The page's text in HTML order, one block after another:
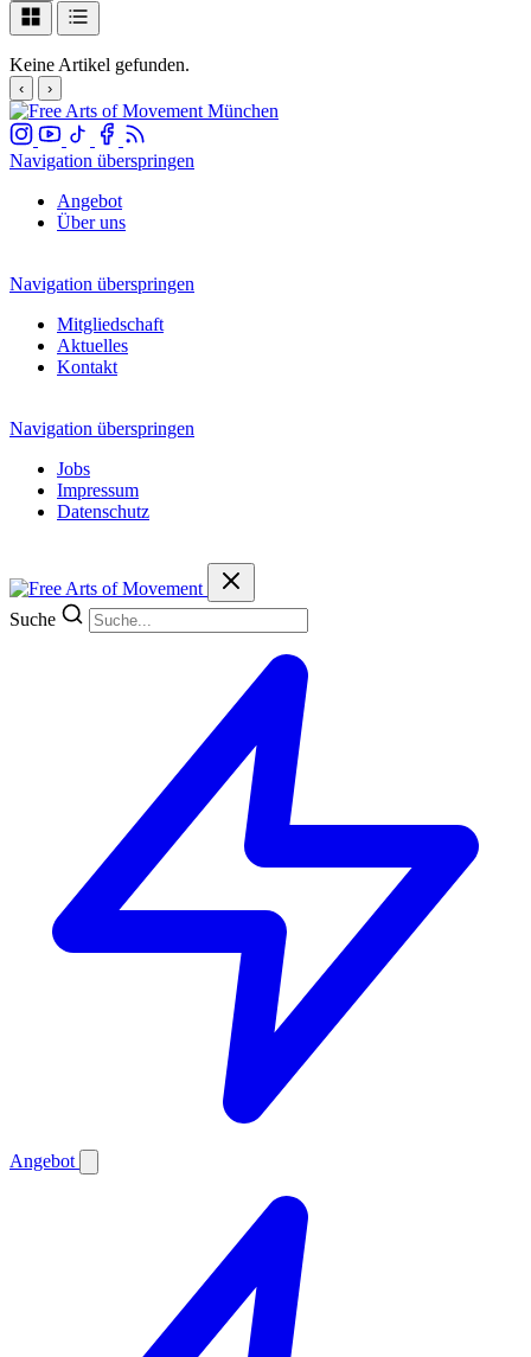
Keine Artikel gefunden.
‹ ›
Navigation überspringen
Angebot
Über uns
Navigation überspringen
Mitgliedschaft
Aktuelles
Kontakt
Navigation überspringen
Jobs
Impressum
Datenschutz
Suche
Angebot